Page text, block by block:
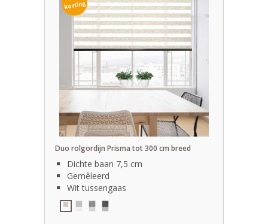
korting
Duo rolgordijn Prisma tot 300 cm breed
Dichte baan 7,5 cm
Gemêleerd
Wit tussengaas